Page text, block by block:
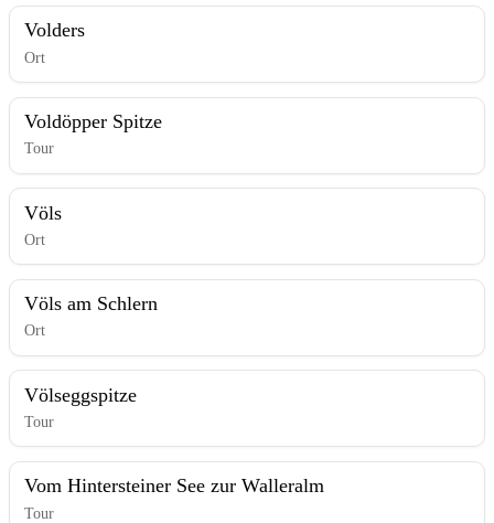
Volders
Ort
Voldöpper Spitze
Tour
Völs
Ort
Völs am Schlern
Ort
Völseggspitze
Tour
Vom Hintersteiner See zur Walleralm
Tour